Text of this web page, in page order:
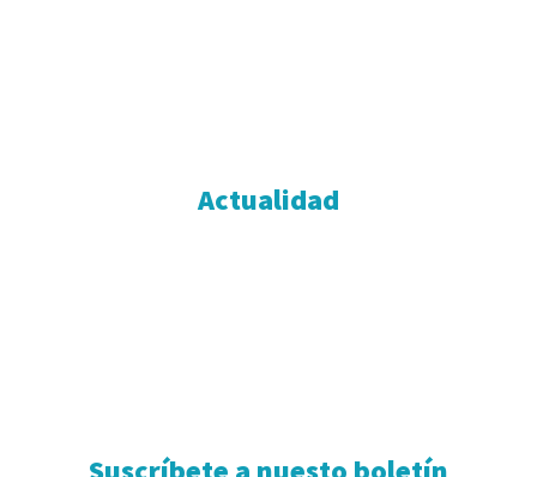
Actualidad